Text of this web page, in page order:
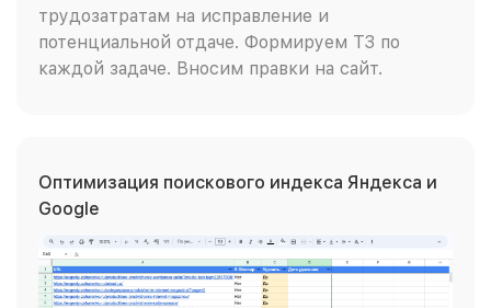
трудозатратам на исправление и
потенциальной отдаче. Формируем ТЗ по
каждой задаче. Вносим правки на сайт.
Оптимизация поискового индекса Яндекса и
Google